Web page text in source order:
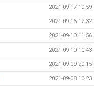
2021-09-17 10:59
2021-09-16 12:32
2021-09-10 11:56
2021-09-10 10:43
2021-09-09 20:15
2021-09-08 10:23